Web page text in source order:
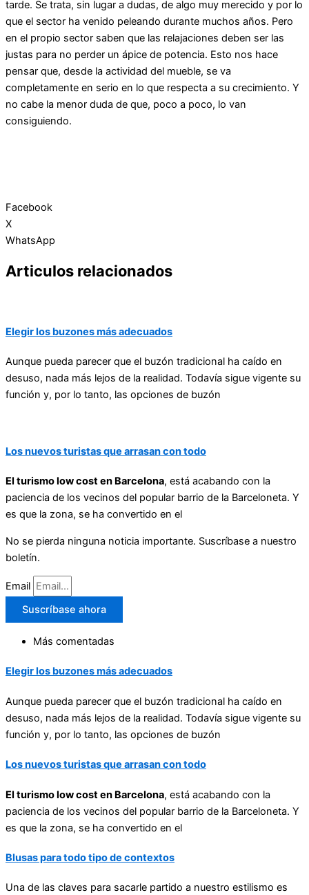
tarde. Se trata, sin lugar a dudas, de algo muy merecido y por lo
que el sector ha venido peleando durante muchos años. Pero
en el propio sector saben que las relajaciones deben ser las
justas para no perder un ápice de potencia. Esto nos hace
pensar que, desde la actividad del mueble, se va
completamente en serio en lo que respecta a su crecimiento. Y
no cabe la menor duda de que, poco a poco, lo van
consiguiendo.
Facebook
X
WhatsApp
Articulos relacionados
Elegir los buzones más adecuados
Aunque pueda parecer que el buzón tradicional ha caído en
desuso, nada más lejos de la realidad. Todavía sigue vigente su
función y, por lo tanto, las opciones de buzón
Los nuevos turistas que arrasan con todo
El turismo low cost en Barcelona, está acabando con la
paciencia de los vecinos del popular barrio de la Barceloneta. Y
es que la zona, se ha convertido en el
No se pierda ninguna noticia importante. Suscríbase a nuestro
boletín.
Email
Suscríbase ahora
Más comentadas
Elegir los buzones más adecuados
Aunque pueda parecer que el buzón tradicional ha caído en
desuso, nada más lejos de la realidad. Todavía sigue vigente su
función y, por lo tanto, las opciones de buzón
Los nuevos turistas que arrasan con todo
El turismo low cost en Barcelona, está acabando con la
paciencia de los vecinos del popular barrio de la Barceloneta. Y
es que la zona, se ha convertido en el
Blusas para todo tipo de contextos
Una de las claves para sacarle partido a nuestro estilismo es